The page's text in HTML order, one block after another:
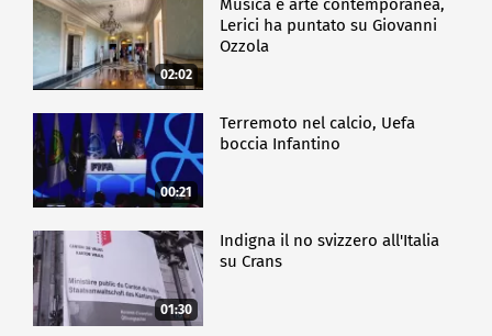
02:02
Musica e arte contemporanea,
Lerici ha puntato su Giovanni
Ozzola
00:21
Terremoto nel calcio, Uefa
boccia Infantino
01:30
Indigna il no svizzero all'Italia
su Crans